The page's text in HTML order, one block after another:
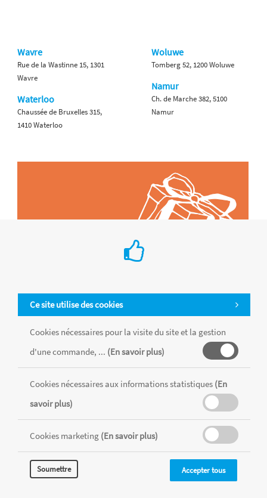
Ce site utilise des cookies
Cookies nécessaires pour la visite du site et la gestion
d'une commande, ... (En savoir plus)
Cookies nécessaires aux informations statistiques (En
savoir plus)
Cookies marketing (En savoir plus)
Soumettre Accepter tous
Wavre
Rue de la Wastinne 15, 1301
Wavre
Waterloo
Chaussée de Bruxelles 315,
1410 Waterloo
Woluwe
Tomberg 52, 1200 Woluwe
Namur
Ch. de Marche 382, 5100
Namur
Tous les produits sont vendus dans la limite des stocks disponibles de
chaque magasin, toutes taxes comprises.
CONDITIONS GÉNÉRALES
RÉALISÉ AVEC MERCATOR
CMS